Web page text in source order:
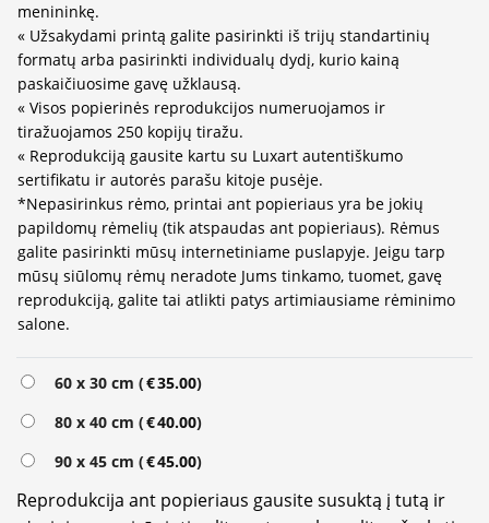
menininkę.
« Užsakydami printą galite pasirinkti iš trijų standartinių
formatų arba pasirinkti individualų dydį, kurio kainą
paskaičiuosime gavę užklausą.
« Visos popierinės reprodukcijos numeruojamos ir
tiražuojamos 250 kopijų tiražu.
« Reprodukciją gausite kartu su Luxart autentiškumo
sertifikatu ir autorės parašu kitoje pusėje.
*Nepasirinkus rėmo, printai ant popieriaus yra be jokių
papildomų rėmelių (tik atspaudas ant popieriaus). Rėmus
galite pasirinkti mūsų internetiniame puslapyje. Jeigu tarp
mūsų siūlomų rėmų neradote Jums tinkamo, tuomet, gavę
reprodukciją, galite tai atlikti patys artimiausiame rėminimo
salone.
60 x 30 cm (€35.00)
80 x 40 cm (€40.00)
90 x 45 cm (€45.00)
Reprodukcija ant popieriaus gausite susuktą į tutą ir
Alternative: